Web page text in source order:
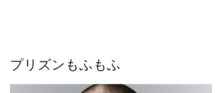
プリズンもふもふ